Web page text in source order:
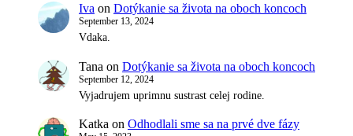
Iva on Dotýkanie sa života na oboch koncoch
September 13, 2024
Vdaka.
Tana on Dotýkanie sa života na oboch koncoch
September 12, 2024
Vyjadrujem uprimnu sustrast celej rodine.
Katka on Odhodlali sme sa na prvé dve fázy